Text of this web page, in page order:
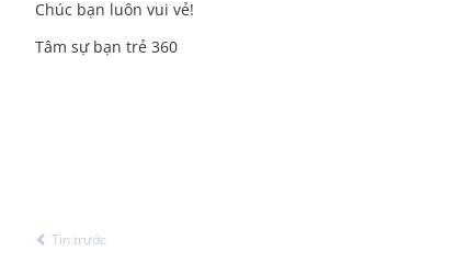
Chúc bạn luôn vui vẻ!
Tâm sự bạn trẻ 360
Tin trước